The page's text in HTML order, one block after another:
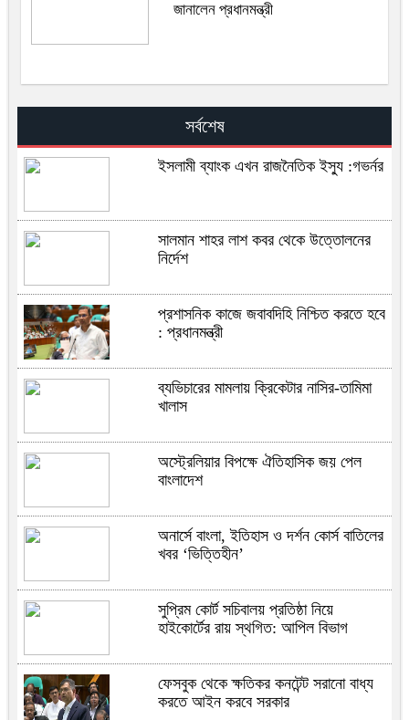
জানালেন প্রধানমন্ত্রী
সর্বশেষ
ইসলামী ব্যাংক এখন রাজনৈতিক ইস্যু :গভর্নর
সালমান শাহর লাশ কবর থেকে উত্তোলনের
নির্দেশ
প্রশাসনিক কাজে জবাবদিহি নিশ্চিত করতে হবে
: প্রধানমন্ত্রী
ব্যভিচারের মামলায় ক্রিকেটার নাসির-তামিমা
খালাস
অস্ট্রেলিয়ার বিপক্ষে ঐতিহাসিক জয় পেল
বাংলাদেশ
অনার্সে বাংলা, ইতিহাস ও দর্শন কোর্স বাতিলের
খবর ‘ভিত্তিহীন’
সুপ্রিম কোর্ট সচিবালয় প্রতিষ্ঠা নিয়ে
হাইকোর্টের রায় স্থগিত: আপিল বিভাগ
ফেসবুক থেকে ক্ষতিকর কনটেন্ট সরানো বাধ্য
করতে আইন করবে সরকার